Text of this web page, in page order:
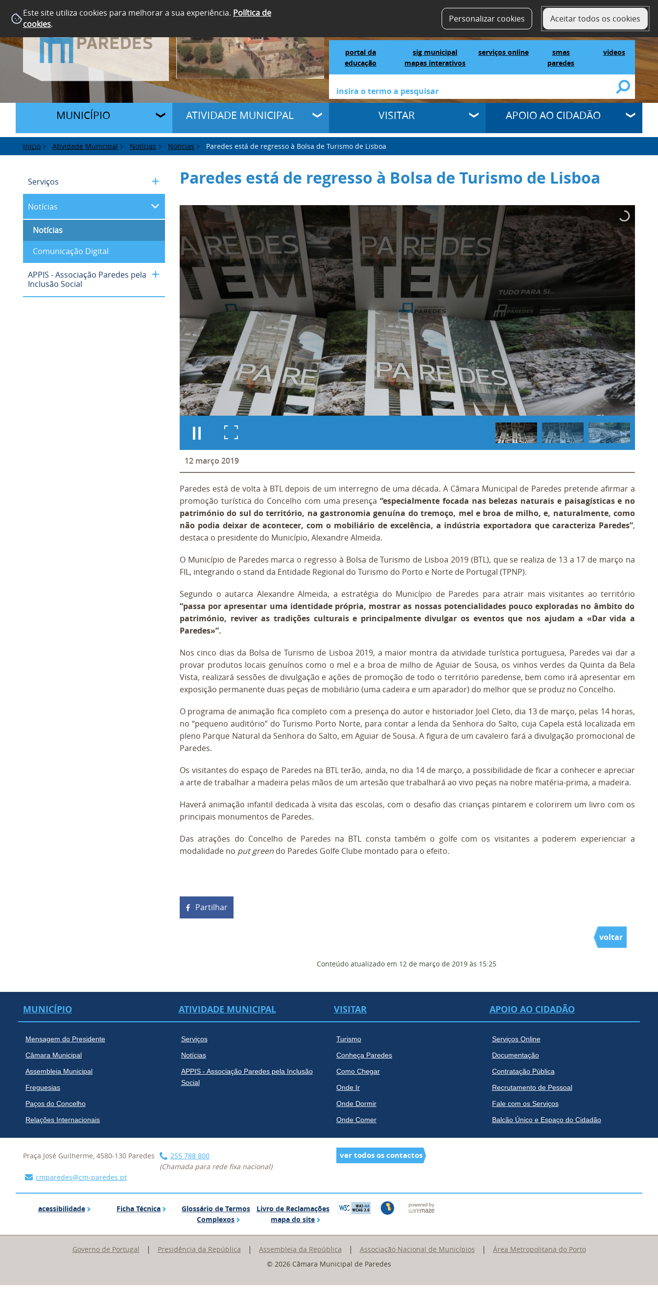
Este site utiliza cookies para melhorar a sua experiência. Política de
cookies. Personalizar cookies Aceitar todos os cookies
contactos SELECT LANGUAGE▼
portal da
educação
sig municipal
mapas interativos
serviços online
smas
paredes
videos
videos
MUNICÍPIO ATIVIDADE MUNICIPAL VISITAR APOIO AO CIDADÃO
Início Atividade Municipal Notícias Notícias Paredes está de regresso à Bolsa de Turismo de Lisboa
Serviços
Notícias
Notícias
Comunicação Digital
APPIS - Associação Paredes pela
Inclusão Social
Paredes está de regresso à Bolsa de Turismo de Lisboa
12 março 2019
Paredes está de volta à BTL depois de um interregno de uma década. A Câmara Municipal de Paredes pretende afirmar a
promoção turística do Concelho com uma presença“especialmente focada nas belezas naturais e paisagísticas e no
património do sul do território, na gastronomia genuína do tremoço, mel e broa de milho, e, naturalmente, como
não podia deixar de acontecer, com o mobiliário de excelência, a indústria exportadora que caracteriza Paredes”,
destaca o presidente do Município, Alexandre Almeida.
O Município de Paredes marca o regresso à Bolsa de Turismo de Lisboa 2019 (BTL), que se realiza de 13 a 17 de março na
FIL, integrando o stand da Entidade Regional do Turismo do Porto e Norte de Portugal (TPNP).
Segundo o autarca Alexandre Almeida, a estratégia do Município de Paredes para atrair mais visitantes ao território
“passa por apresentar uma identidade própria, mostrar as nossas potencialidades pouco exploradas no âmbito do
património, reviver as tradições culturais e principalmente divulgar os eventos que nos ajudam a «Dar vida a
Paredes»”.
Nos cinco dias da Bolsa de Turismo de Lisboa 2019, a maior montra da atividade turística portuguesa, Paredes vai dar a
provar produtos locais genuínos como o mel e a broa de milho de Aguiar de Sousa, os vinhos verdes da Quinta da Bela
Vista, realizará sessões de divulgação e ações de promoção de todo o território paredense, bem como irá apresentar em
exposição permanente duas peças de mobiliário (uma cadeira e um aparador) do melhor que se produz no Concelho.
O programa de animação fica completo com a presença do autor e historiador Joel Cleto, dia 13 de março, pelas 14 horas,
no “pequeno auditório” do Turismo Porto Norte, para contar a lenda da Senhora do Salto, cuja Capela está localizada em
pleno Parque Natural da Senhora do Salto, em Aguiar de Sousa. A figura de um cavaleiro fará a divulgação promocional de
Paredes.
Os visitantes do espaço de Paredes na BTL terão, ainda, no dia 14 de março, a possibilidade de ficar a conhecer e apreciar
a arte de trabalhar a madeira pelas mãos de um artesão que trabalhará ao vivo peças na nobre matéria-prima, a madeira.
Haverá animação infantil dedicada à visita das escolas, com o desafio das crianças pintarem e colorirem um livro com os
principais monumentos de Paredes.
Das atrações do Concelho de Paredes na BTL consta também o golfe com os visitantes a poderem experienciar a
modalidade no put green do Paredes Golfe Clube montado para o efeito.
Partilhar
voltar
Conteúdo atualizado em 12 de março de 2019 às 15:25
MUNICÍPIO
Mensagem do Presidente
Câmara Municipal
Assembleia Municipal
Freguesias
Paços do Concelho
Relações Internacionais
ATIVIDADE MUNICIPAL
Serviços
Notícias
APPIS - Associação Paredes pela Inclusão
Social
VISITAR
Turismo
Conheça Paredes
Como Chegar
Onde Ir
Onde Dormir
Onde Comer
APOIO AO CIDADÃO
Serviços Online
Documentação
Contratação Pública
Recrutamento de Pessoal
Fale com os Serviços
Balcão Único e Espaço do Cidadão
Praça José Guilherme, 4580-130 Paredes
255 788 800
(Chamada para rede fixa nacional)
cmparedes@cm-paredes.pt
ver todos os contactos
acessibilidade
acessibilidade Ficha Técnica
Ficha Técnica Glossário de Termos Complexos
Glossário de Termos
Complexos
Livro de Reclamações
Livro de Reclamações
mapa do site
mapa do site
Governo de Portugal | Presidência da República | Assembleia da República | Associação Nacional de Municípios |
Área Metropolitana do Porto
© 2026 Câmara Municipal de Paredes